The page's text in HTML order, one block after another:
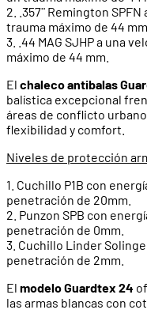
2. .357¨ Remington
trauma máximo de 44 mm.
3. .44 MAG SJHP a una
máximo de 44 mm.
El chaleco antibalas
balística excepcional
áreas de conflicto
flexibilidad y comfort.
Niveles de protección
1. Cuchillo P1B con
penetración de 20mm.
2. Punzon SPB con
penetración de 0mm.
3. Cuchillo Linder
penetración de 2mm.
El modelo Guardtex 24
las armas blancas con